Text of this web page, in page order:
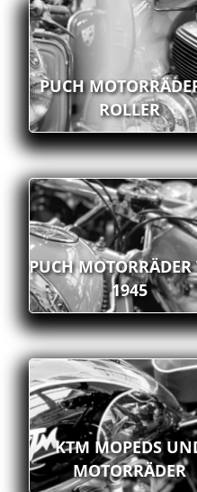
PUCH
ROLLER
PUCH MOTORRÄDER
1945
KTM MOPEDS
MOTORRÄDER